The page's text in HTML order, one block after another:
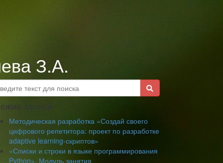
З.А.
записи
Методическая разработка «Создай своего
цифрового репетитора: проект по разработке
adaptive learning-скриптов»
«Списки и строки в языке программирования
Python». Модуль занятия